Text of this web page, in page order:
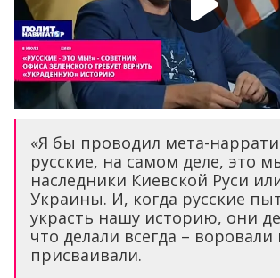
«Я бы проводил мета-
русские, на самом деле, это
наследники Киевской Руси
Украины. И, когда русские
украсть нашу историю, они
что делали всегда – воровали
присваивали.